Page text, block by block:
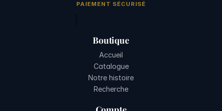
PAIEMENT SÉCURISÉ
Boutique
Accueil
Catalogue
Notre histoire
Recherche